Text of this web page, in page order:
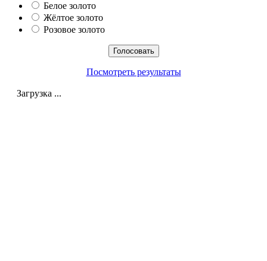
Белое золото
Жёлтое золото
Розовое золото
Посмотреть результаты
Загрузка ...